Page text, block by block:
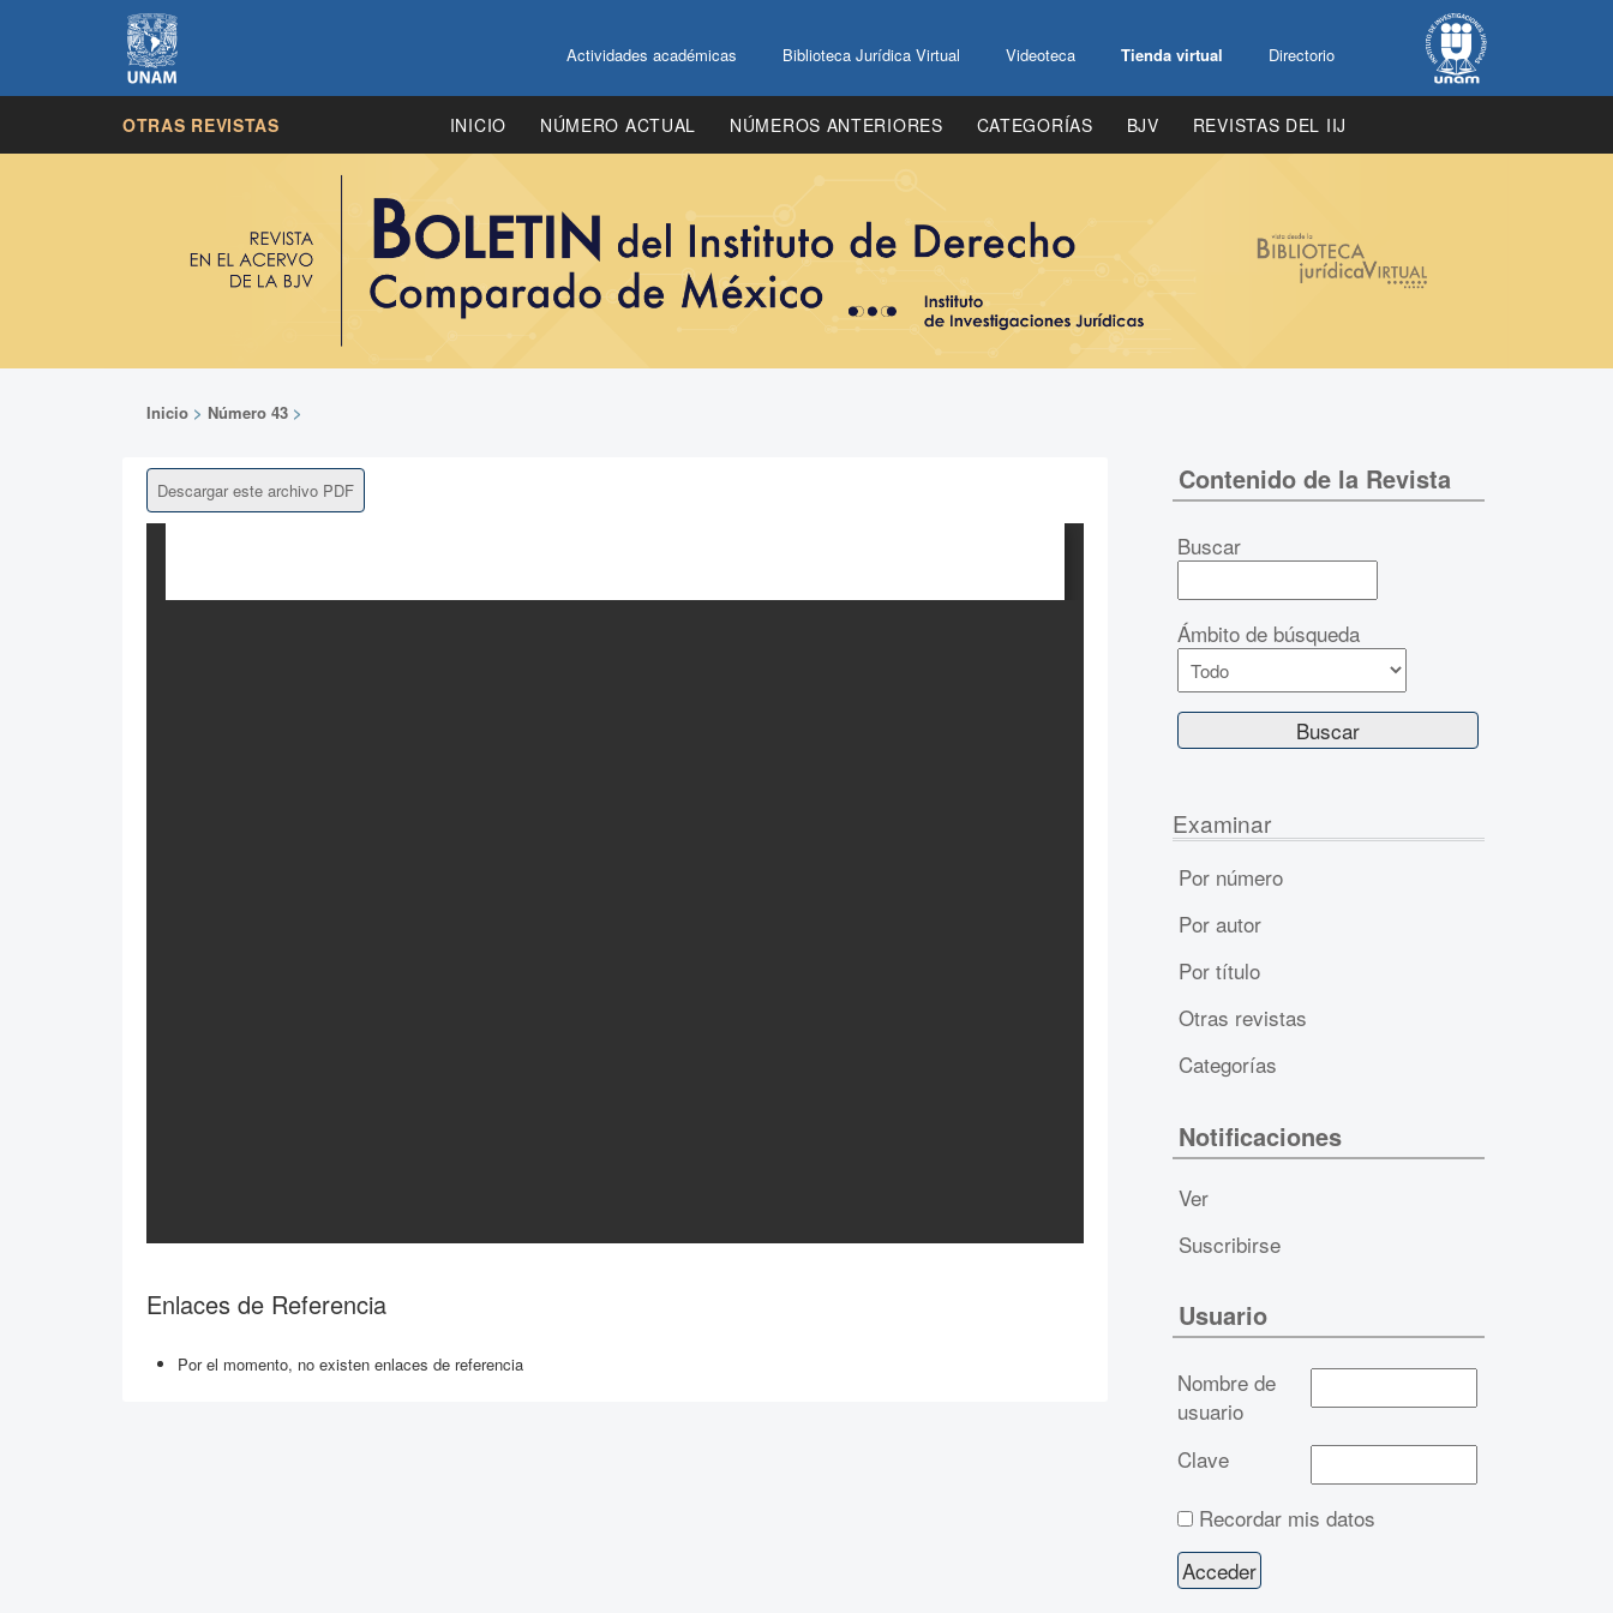
Actividades académicas Biblioteca Jurídica Virtual Videoteca Tienda virtual Directorio
OTRAS REVISTAS INICIO NÚMERO ACTUAL NÚMEROS ANTERIORES CATEGORÍAS BJV REVISTAS DEL IIJ
Inicio > Número 43 >
Descargar este archivo PDF
Enlaces de Referencia
Por el momento, no existen enlaces de referencia
Contenido de la Revista
Buscar
Ámbito de búsqueda
Examinar
Por número
Por autor
Por título
Otras revistas
Categorías
Notificaciones
Ver
Suscribirse
Usuario
Nombre de
usuario
Clave
Recordar mis datos